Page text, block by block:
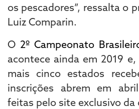
os pescadores”, ressalta o
Luiz Comparin.
O 2º Campeonato
acontece ainda em 2019
mais cinco estados
inscrições abrem em
feitas pelo site exclusivo da